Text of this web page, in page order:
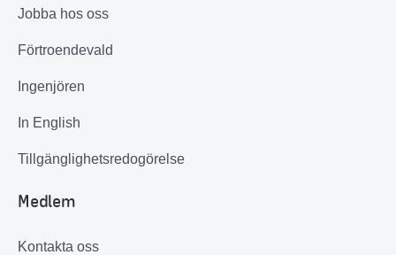
Jobba hos oss
Förtroendevald
Ingenjören
In English
Tillgänglighetsredogörelse
Medlem
Kontakta oss